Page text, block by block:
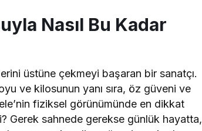
Nasıl Bu Kadar
üstüne çekmeyi başaran bir sanatçı.
ve kilosunun yanı sıra, öz güveni ve
fiziksel görünümünde en dikkat
Gerek sahnede gerekse günlük hayatta,